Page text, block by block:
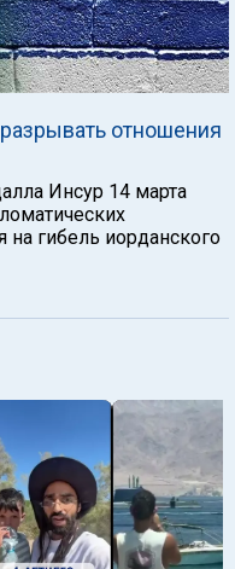
отношения
Инсур 14 марта
гибель иорданского